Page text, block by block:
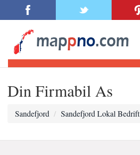
Din Firmabil As
Sandefjord Sandefjord Lokal Bedrift